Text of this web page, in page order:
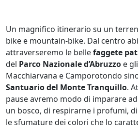
Un magnifico itinerario su un
bike e mountain-bike. Dal centro
attraverseremo le bellefaggete
del Parco Nazionale d’Abruzzo e
Macchiarvana e Camporotondo
Santuario del Monte Tranquillo.
pause avremo modo di imparare
un bosco, di respirarne i profumi,
le sfumature dei colori che lo